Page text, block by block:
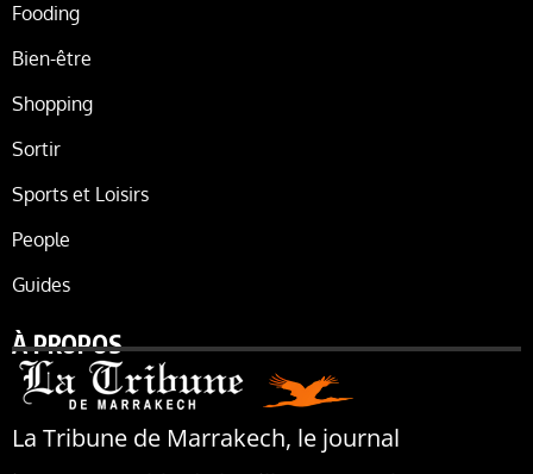
Fooding
Bien-être
Shopping
Sortir
Sports et Loisirs
People
Guides
À PROPOS
La Tribune de Marrakech, le journal